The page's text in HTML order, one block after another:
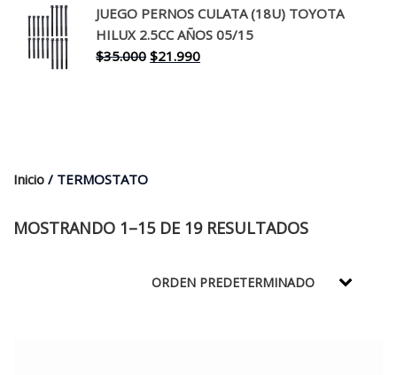
original
era:
$30.000.
actual
es:
$17.990.
JUEGO PERNOS CULATA (18U) TOYOTA
HILUX 2.5CC AÑOS 05/15
$35.000 El
$21.990El
Inicio / TERMOSTATO
MOSTRANDO 1–15 DE 19 RESULTADOS